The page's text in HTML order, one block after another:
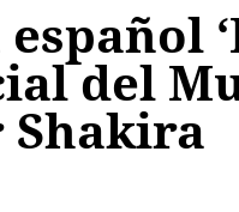
del
Shakira